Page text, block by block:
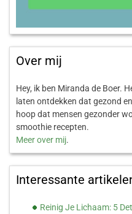
Over mij
Hey, ik ben Miranda de Boer.
laten ontdekken dat gezond
hoop dat mensen gezonder
smoothie recepten.
Meer over mij.
Interessante
Reinig Je Lichaam: 5